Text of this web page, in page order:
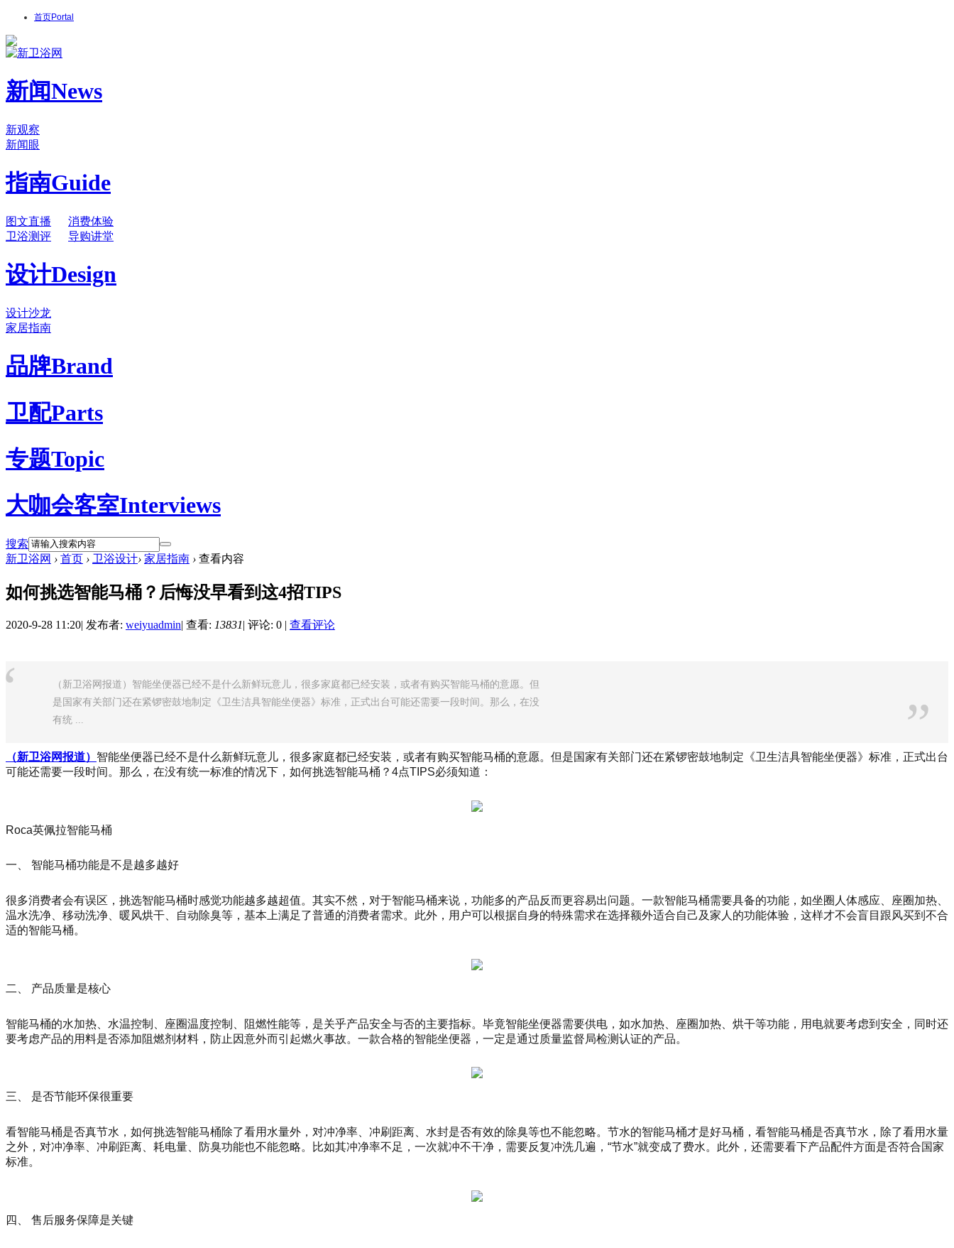
首页Portal
新闻News
新观察
新闻眼
指南Guide
图文直播
消费体验
卫浴测评
导购讲堂
设计Design
设计沙龙
家居指南
品牌Brand
卫配Parts
专题Topic
大咖会客室Interviews
搜索
新卫浴网 › 首页 › 卫浴设计› 家居指南 › 查看内容
如何挑选智能马桶？后悔没早看到这4招TIPS
2020-9-28 11:20| 发布者: weiyuadmin| 查看: 13831| 评论: 0 | 查看评论
（新卫浴网报道）智能坐便器已经不是什么新鲜玩意儿，很多家庭都已经安装，或者有购买智能马桶的意愿。但
是国家有关部门还在紧锣密鼓地制定《卫生洁具智能坐便器》标准，正式出台可能还需要一段时间。那么，在没
有统 ...
”
（新卫浴网报道） 智能坐便器已经不是什么新鲜玩意儿，很多家庭都已经安装，或者有购买智能马桶的意愿。但是国家有关部门还在紧锣密鼓地制定《卫生洁具智能坐便器》标准，正式出台
可能还需要一段时间。那么，在没有统一标准的情况下，如何挑选智能马桶？4点TIPS必须知道：
Roca英佩拉智能马桶
一、 智能马桶功能是不是越多越好
很多消费者会有误区，挑选智能马桶时感觉功能越多越超值。其实不然，对于智能马桶来说，功能多的产品反而更容易出问题。一款智能马桶需要具备的功能，如坐圈人体感应、座圈加热、
温水洗净、移动洗净、暖风烘干、自动除臭等，基本上满足了普通的消费者需求。此外，用户可以根据自身的特殊需求在选择额外适合自己及家人的功能体验，这样才不会盲目跟风买到不合
适的智能马桶。
二、 产品质量是核心
智能马桶的水加热、水温控制、座圈温度控制、阻燃性能等，是关乎产品安全与否的主要指标。毕竟智能坐便器需要供电，如水加热、座圈加热、烘干等功能，用电就要考虑到安全，同时还
要考虑产品的用料是否添加阻燃剂材料，防止因意外而引起燃火事故。一款合格的智能坐便器，一定是通过质量监督局检测认证的产品。
三、 是否节能环保很重要
看智能马桶是否真节水，如何挑选智能马桶除了看用水量外，对冲净率、冲刷距离、水封是否有效的除臭等也不能忽略。节水的智能马桶才是好马桶，看智能马桶是否真节水，除了看用水量
之外，对冲净率、冲刷距离、耗电量、防臭功能也不能忽略。比如其冲净率不足，一次就冲不干净，需要反复冲洗几遍，“节水”就变成了费水。此外，还需要看下产品配件方面是否符合国家
标准。
四、 售后服务保障是关键